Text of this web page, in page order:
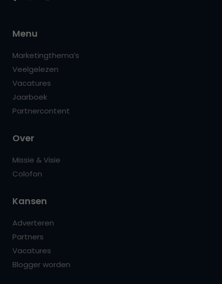
Menu
Marketingthema’s
Veelgelezen
Vacatures
Jaarboek
Partnercontent
Over
Missie & Visie
Colofon
Kansen
Adverteren
Partners
Vacatures
Blogger worden